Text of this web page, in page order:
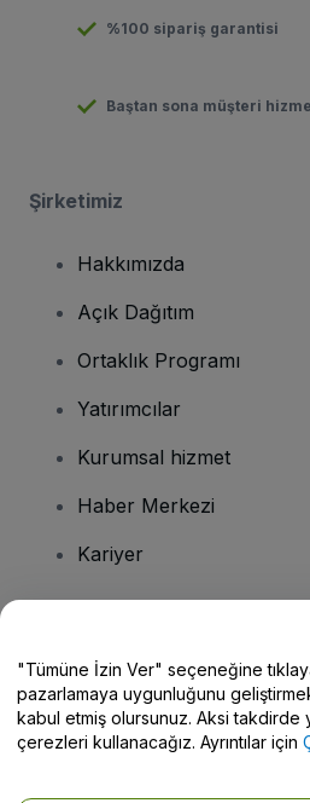
%100 sipariş garantisi
Baştan sona müşteri
Şirketimiz
Hakkımızda
Açık Dağıtım
Ortaklık Programı
Yatırımcılar
Kurumsal hizmet
Haber Merkezi
Kariyer
Yardım Merkezi / Bize
"Tümüne İzin Ver" seçeneğine
pazarlamaya uygunluğunu
kabul etmiş olursunuz. Aksi takdirde
çerezleri kullanacağız. Ayrıntılar için